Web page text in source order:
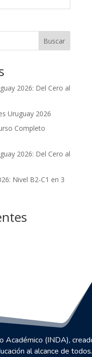
Buscar
2026: Del Cero al
Uruguay 2026
Completo
2026: Del Cero al
Nivel B2-C1 en 3
Académico (INDA),
al alcance de todos.